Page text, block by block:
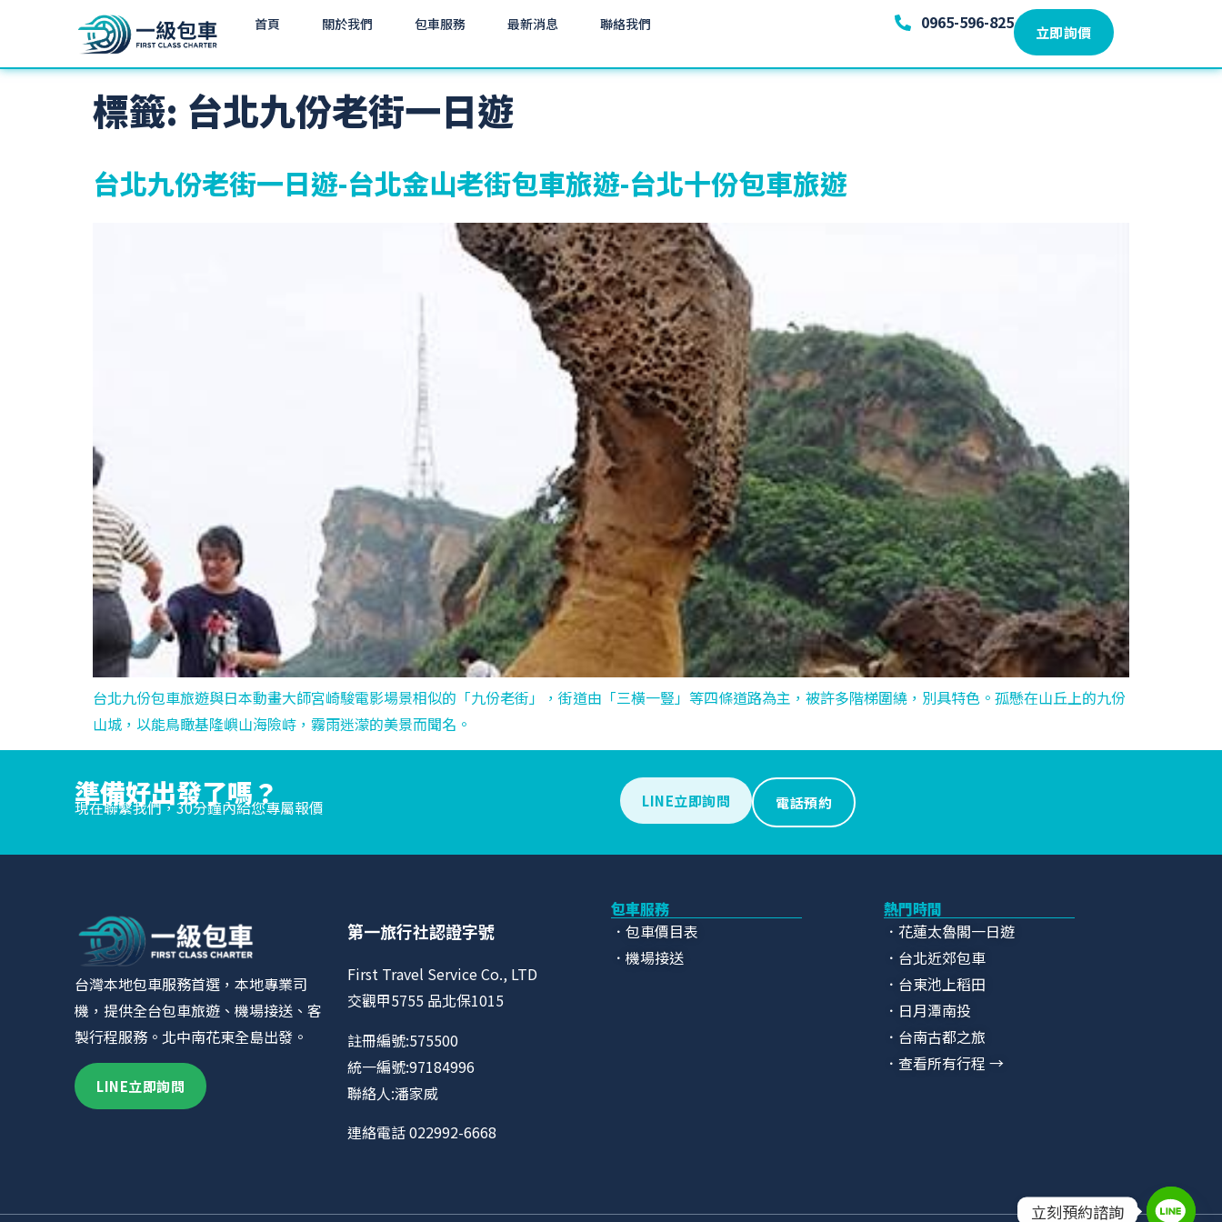
首頁 關於我們 包車服務 最新消息 聯絡我們 0965-596-825 立即詢價
標籤: 台北九份老街一日遊
台北九份老街一日遊-台北金山老街包車旅遊-台北十份包車旅遊
台北九份包車旅遊與日本動畫大師宮崎駿電影場景相似的「九份老街」，街道由「三橫一豎」等四條道路為主，被許多階梯圍繞，別具特色。孤懸在山丘上的九份
山城，以能鳥瞰基隆嶼山海險峙，霧雨迷濛的美景而聞名。
準備好出發了嗎？
現在聯繫我們，30分鐘內給您專屬報價 LINE立即詢問 電話預約
台灣本地包車服務首選，本地專業司
機，提供全台包車旅遊、機場接送、客
製行程服務。北中南花東全島出發。
LINE立即詢問
第一旅行社認證字號
First Travel Service Co., LTD
交觀甲5755 品北保1015
註冊編號:575500
統一編號:97184996
聯絡人:潘家威
連絡電話 022992-6668
包車服務
．包車價目表
．機場接送
熱門時間
．花蓮太魯閣一日遊
．台北近郊包車
．台東池上稻田
．日月潭南投
．台南古都之旅
．查看所有行程 →
立刻預約諮詢